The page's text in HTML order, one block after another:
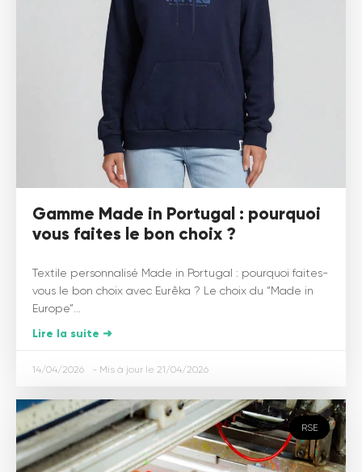
Gamme Made in Portugal : pourquoi
vous faites le bon choix ?
Textile personnalisé Made in Portugal : pourquoi faites-
vous le bon choix avec Eurêka ? Le choix du “Made in
Europe”...
Lire la suite ➜
14/04/2026 21/04/2026
RSE